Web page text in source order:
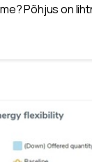
Põhjus on